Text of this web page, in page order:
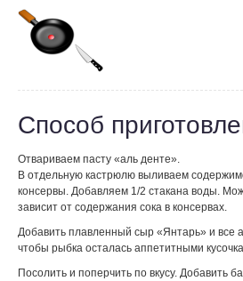
Способ
Отвариваем пасту «аль денте».
В отдельную кастрюлю выливаем
консервы. Добавляем 1/2 стакана воды.
зависит от содержания сока в консервах.
Добавить плавленный сыр «Янтарь» и все
чтобы рыбка осталась аппетитными
Посолить и поперчить по вкусу. Добавить